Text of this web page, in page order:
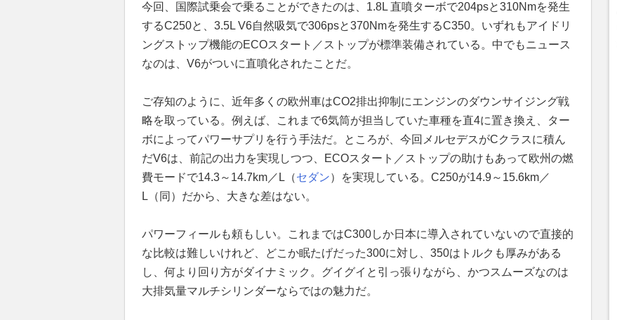
今回、国際試乗会で乗ることができたのは、1.8L 直噴ターボで204psと310Nmを発生
するC250と、3.5L V6自然吸気で306psと370Nmを発生するC350。いずれもアイドリ
ングストップ機能のECOスタート／ストップが標準装備されている。中でもニュース
なのは、V6がついに直噴化されたことだ。
ご存知のように、近年多くの欧州車はCO2排出抑制にエンジンのダウンサイジング戦
略を取っている。例えば、これまで6気筒が担当していた車種を直4に置き換え、ター
ボによってパワーサプリを行う手法だ。ところが、今回メルセデスがCクラスに積ん
だV6は、前記の出力を実現しつつ、ECOスタート／ストップの助けもあって欧州の燃
費モードで14.3～14.7km／L（セダン）を実現している。C250が14.9～15.6km／
L（同）だから、大きな差はない。
パワーフィールも頼もしい。これまではC300しか日本に導入されていないので直接的
な比較は難しいけれど、どこか眠たげだった300に対し、350はトルクも厚みがある
し、何より回り方がダイナミック。グイグイと引っ張りながら、かつスムーズなのは
大排気量マルチシリンダーならではの魅力だ。